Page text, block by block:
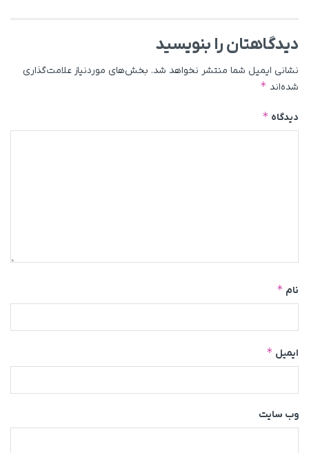
دیدگاهتان را بنویسید
نشانی ایمیل شما منتشر نخواهد شد. بخش‌های موردنیاز علامت‌گذاری
شده‌اند *
دیدگاه *
نام *
ایمیل *
وب‌ سایت